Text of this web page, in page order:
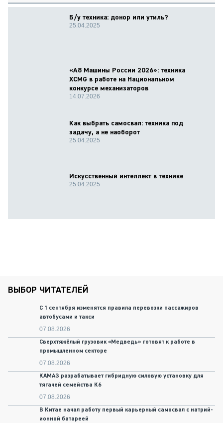
Б/у техника: донор или утиль?
25.04.2025
«А8 Машины России 2026»: техника
XCMG в работе на Национальном
конкурсе механизаторов
14.07.2026
Как выбрать самосвал: техника под
задачу, а не наоборот
25.04.2025
Искусственный интеллект в технике
25.04.2025
ВЫБОР ЧИТАТЕЛЕЙ
С 1 сентября изменятся правила перевозки пассажиров
автобусами и такси
07.08.2026
Сверхтяжёлый грузовик «Медведь» готовят к работе в
промышленном секторе
07.08.2026
КАМАЗ разрабатывает гибридную силовую установку для
тягачей семейства К6
07.08.2026
В Китае начал работу первый карьерный самосвал с натрий-
ионной батареей